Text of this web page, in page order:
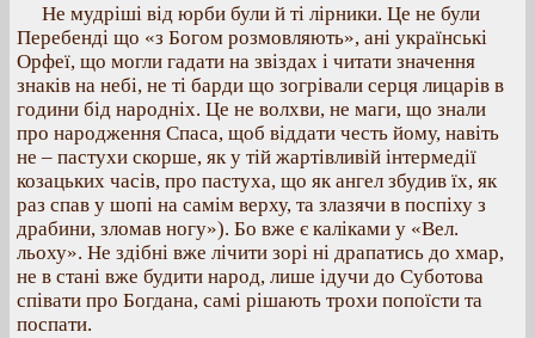
Не мудріші від юрби були й ті лірники. Це не були
Перебенді що «з Богом розмовляють», ані українські
Орфеї, що могли гадати на звіздах і читати значення
знаків на небі, не ті барди що зогрівали серця лицарів в
години бід народніх. Це не волхви, не маги, що знали
про народження Спаса, щоб віддати честь йому, навіть
не – пастухи скорше, як у тій жартівливій інтермедії
козацьких часів, про пастуха, що як ангел збудив їх, як
раз спав у шопі на самім верху, та злазячи в поспіху з
драбини, зломав ногу»). Бо вже є каліками у «Вел.
льоху». Не здібні вже лічити зорі ні драпатись до хмар,
не в стані вже будити народ, лише ідучи до Суботова
співати про Богдана, самі рішають трохи попоїсти та
поспати.